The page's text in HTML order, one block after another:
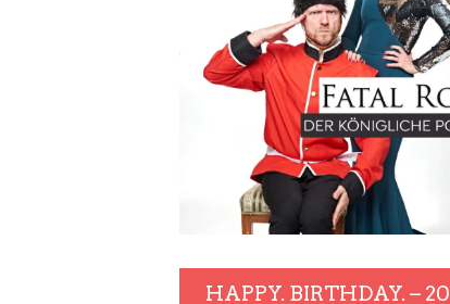
HAPPY. BIRTHDAY. – 20